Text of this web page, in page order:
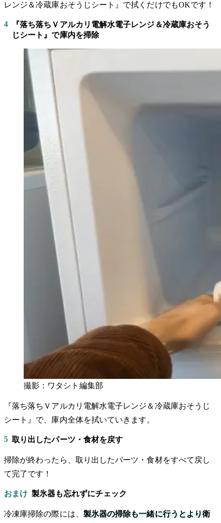
レンジ＆冷蔵庫おそうじシート』で拭くだけでもOKです！
4
『落ち落ちＶアルカリ電解水電子レンジ＆冷蔵庫おそう
じシート』で庫内を掃除
撮影：ワタシト編集部
『落ち落ちＶアルカリ電解水電子レンジ＆冷蔵庫おそうじ
シート』で、庫内全体を拭いていきます。
5 取り出したパーツ・食材を戻す
掃除が終わったら、取り出したパーツ・食材をすべて戻し
て完了です！
おまけ 製氷器も忘れずにチェック
冷凍庫掃除の際には、 製氷器の掃除も一緒に行うとより衛